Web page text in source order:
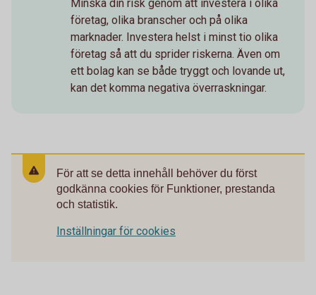
Minska din risk genom att investera i olika
företag, olika branscher och på olika
marknader. Investera helst i minst tio olika
företag så att du sprider riskerna. Även om
ett bolag kan se både tryggt och lovande ut,
kan det komma negativa överraskningar.
För att se detta innehåll behöver du först
godkänna cookies för Funktioner, prestanda
och statistik.
Inställningar för cookies